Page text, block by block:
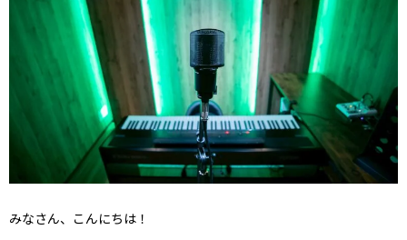
みなさん、こんにちは！